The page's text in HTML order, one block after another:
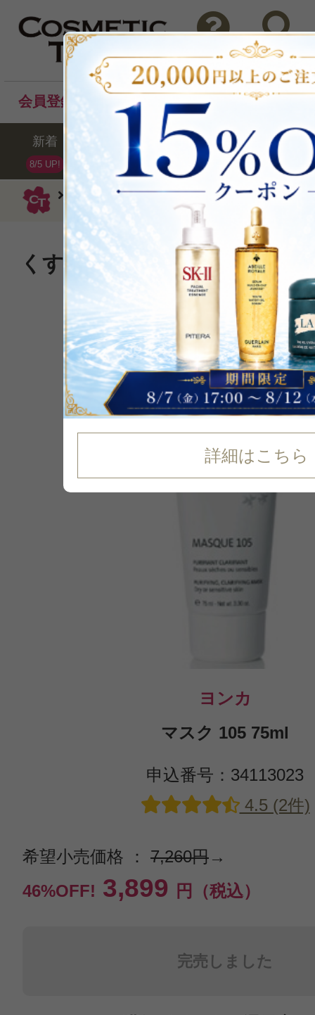
ヨンカ 洗い流すマスク マスク
問い合わせ 検索
会員登録後のお買い物でポイントプレゼント！
新着
8/5 UP!
セール ランキング ブ
詳細はこちら
くすみ、毛穴、肌のキメが気
リアな透明感を
46%
OFF
ヨンカ
マスク 105 75ml
申込番号：34113023
4.5 (2件)
希望小売価格 ： 7,260円→
46%OFF! 3,899 円（税込）
完売しました